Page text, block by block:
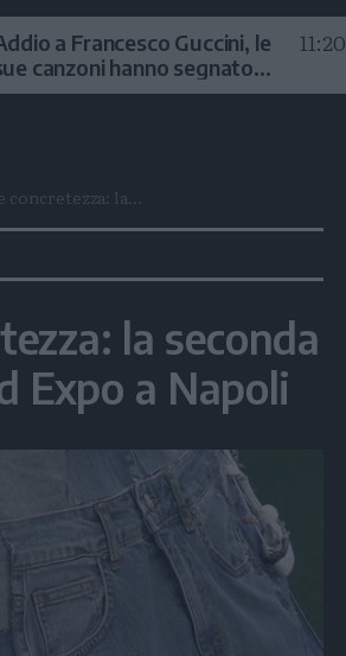
a Francesco Guccini, le
canzoni hanno segnato
storia
11:20
la...
la seconda
Expo a Napoli